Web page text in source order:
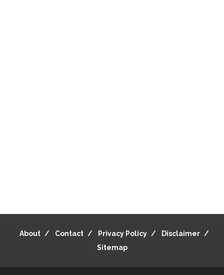
About Contact Privacy Policy
Disclaimer
Sitemap